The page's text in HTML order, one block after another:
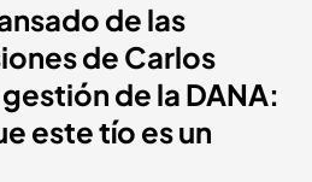
de las
de Carlos
de la DANA:
este tío es un